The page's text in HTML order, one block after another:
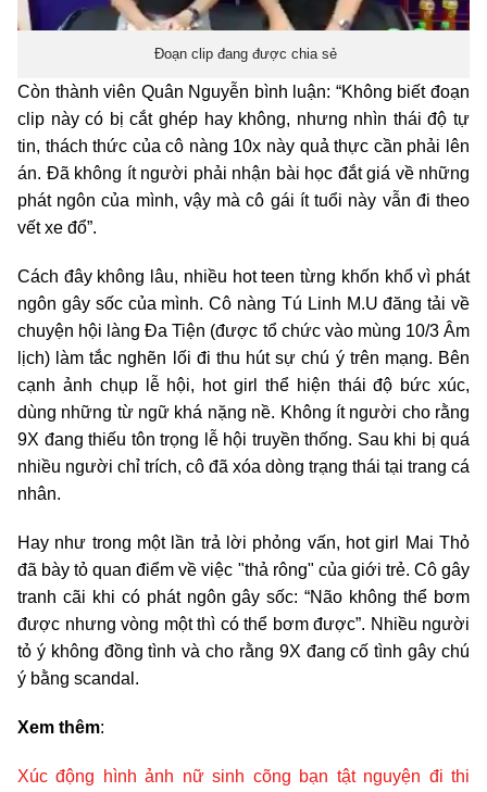
Đoạn clip đang được chia sẻ
Còn thành viên Quân Nguyễn bình luận: “Không biết đoạn
clip này có bị cắt ghép hay không, nhưng nhìn thái độ tự
tin, thách thức của cô nàng 10x này quả thực cần phải lên
án. Đã không ít người phải nhận bài học đắt giá về những
phát ngôn của mình, vậy mà cô gái ít tuổi này vẫn đi theo
vết xe đổ”.
Cách đây không lâu, nhiều hot teen từng khốn khổ vì phát
ngôn gây sốc của mình. Cô nàng Tú Linh M.U đăng tải về
chuyện hội làng Đa Tiện (được tổ chức vào mùng 10/3 Âm
lịch) làm tắc nghẽn lối đi thu hút sự chú ý trên mạng. Bên
cạnh ảnh chụp lễ hội, hot girl thể hiện thái độ bức xúc,
dùng những từ ngữ khá nặng nề. Không ít người cho rằng
9X đang thiếu tôn trọng lễ hội truyền thống. Sau khi bị quá
nhiều người chỉ trích, cô đã xóa dòng trạng thái tại trang cá
nhân.
Hay như trong một lần trả lời phỏng vấn, hot girl Mai Thỏ
đã bày tỏ quan điểm về việc "thả rông" của giới trẻ. Cô gây
tranh cãi khi có phát ngôn gây sốc: “Não không thể bơm
được nhưng vòng một thì có thể bơm được”. Nhiều người
tỏ ý không đồng tình và cho rằng 9X đang cố tình gây chú
ý bằng scandal.
Xem thêm:
Xúc động hình ảnh nữ sinh cõng bạn tật nguyện đi thi